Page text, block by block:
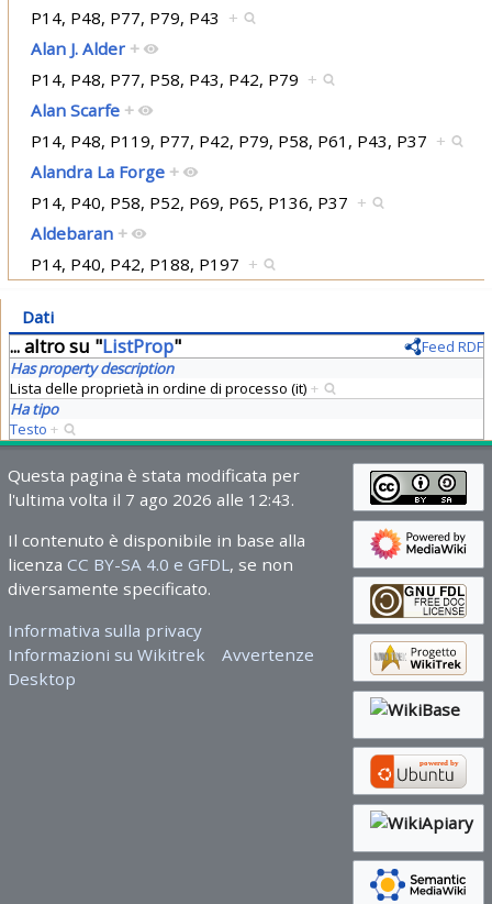
P14, P48, P77, P79, P43 +
Alan J. Alder +
P14, P48, P77, P58, P43, P42, P79 +
Alan Scarfe +
P14, P48, P119, P77, P42, P79, P58, P61, P43, P37 +
Alandra La Forge +
P14, P40, P58, P52, P69, P65, P136, P37 +
Aldebaran +
P14, P40, P42, P188, P197 +
Dati
... altro su "ListProp"
Feed RDF
Has property description
Lista delle proprietà in ordine di processo (it) +
Ha tipo
Testo +
Questa pagina è stata modificata per
l'ultima volta il 7 ago 2026 alle 12:43.
Il contenuto è disponibile in base alla
licenza CC BY-SA 4.0 e GFDL, se non
diversamente specificato.
Informativa sulla privacy
Informazioni su Wikitrek
Avvertenze
Desktop